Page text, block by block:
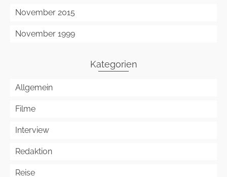
November 2015
November 1999
Kategorien
Allgemein
Filme
Interview
Redaktion
Reise